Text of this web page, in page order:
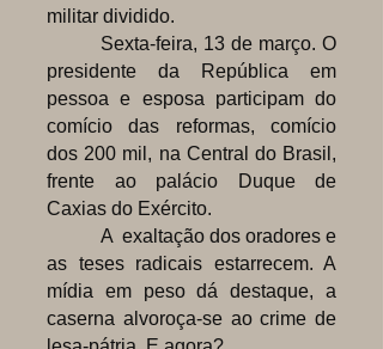
militar dividido.
Sexta-feira, 13 de março. O
presidente da República em
pessoa e esposa participam do
comício das reformas, comício
dos 200 mil, na Central do Brasil,
frente ao palácio Duque de
Caxias do Exército.
A exaltação dos oradores e
as teses radicais estarrecem. A
mídia em peso dá destaque, a
caserna alvoroça-se ao crime de